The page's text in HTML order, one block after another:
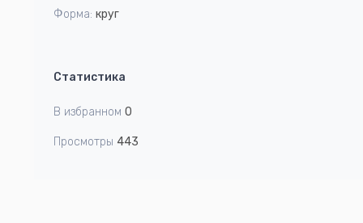
Форма: круг
Статистика
В избранном 0
Просмотры 443